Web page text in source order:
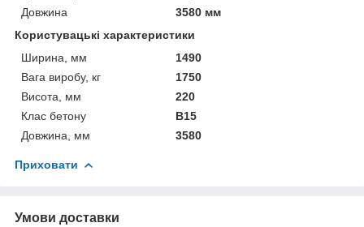
Довжина
3580 мм
Користувацькi характеристики
Ширина, мм
1490
Вага виробу, кг
1750
Висота, мм
220
Клас бетону
В15
Довжина, мм
3580
Приховати
Умови доставки